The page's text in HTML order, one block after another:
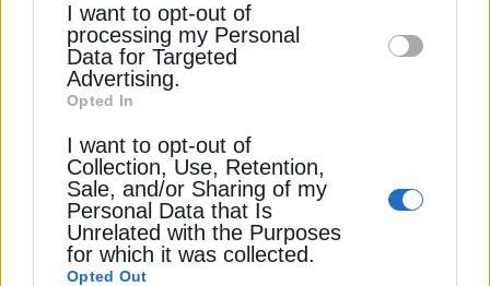
disclose it to other third parties.
I want to opt-out of
processing my Personal
Data for Targeted
Advertising.
Opted In
I want to opt-out of
Collection, Use, Retention,
Sale, and/or Sharing of my
Personal Data that Is
Unrelated with the Purposes
for which it was collected.
Opted Out
Κινούμαι Ηλεκτρικά ΙΙ: Κονδύλια
ύψους 9 εκατ. για 2.624 αιτήσεις
Κονδύλια ύψους 9 εκατ. ευρώ επαναδιατέθηκαν
κατευθύνθηκαν σε 2.624 νέες αιτήσεις
Newsroom 13 Φεβρουαρίου 2024